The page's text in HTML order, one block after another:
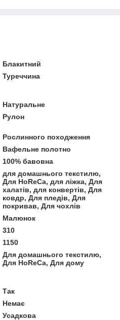
Блакитний
Туреччина
Натуральне
Рулон
Рослинного походження
Вафельне полотно
100% бавовна
для домашнього текстилю,
Для HoReCa, для ліжка, Для
халатів, для конвертів, Для
ковдр, Для пледів, Для
покривав, Для чохлів
Малюнок
310
1150
Для домашнього текстилю,
Для HoReCa, Для дому
Так
Немає
Усадкова